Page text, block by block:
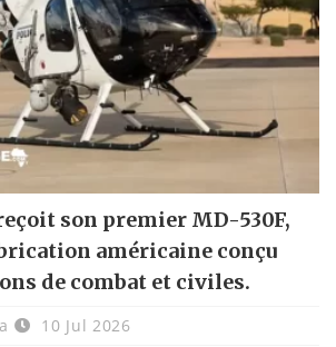
son premier MD-530F,
américaine conçu
de combat et civiles.
10 Jul 2026